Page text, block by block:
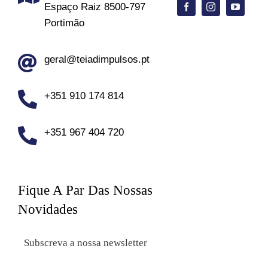
Espaço Raiz 8500-797
Portimão
geral@teiadimpulsos.pt
+351 910 174 814
+351 967 404 720
Fique A Par Das Nossas
Novidades
Subscreva a nossa newsletter